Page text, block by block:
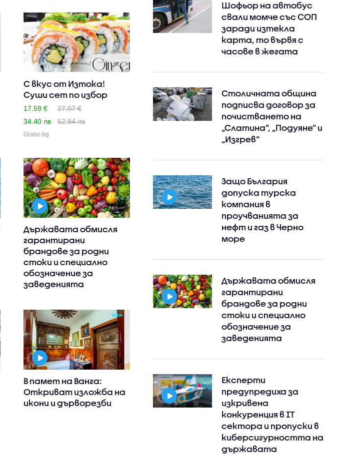
С вкус от Изтока!
Суши сет по избор
17.59 €
27.07 €
34.40 лв
52.94 лв
Grabo.bg
Държавата обмисля
гарантирани
брандове за родни
стоки и специално
обозначение за
заведенията
В памет на Ванга:
Откриват изложба на
икони и дърворезби
Шофьор на автобус
свали момче със СОП
заради изтекла
карта, то вървя с
часове в жегата
Столичната община
подписва договор за
почистването на
„Слатина”, „Подуяне” и
„Изгрев”
Защо България
допуска турска
компания в
проучванията за
нефт и газ в Черно
море
Държавата обмисля
гарантирани
брандове за родни
стоки и специално
обозначение за
заведенията
Експерти
предупредиха за
изкривена
конкуренция в IT
сектора и пропуски в
киберсигурността на
държавата